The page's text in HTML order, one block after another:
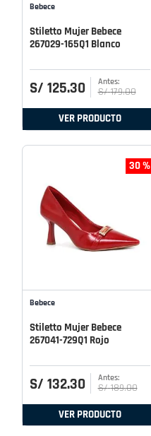
Bebece
Stiletto Mujer Bebece
267029-165Q1 Blanco
S/ 125.30 S/ 179.00
VER PRODUCTO
30 %
Bebece
Stiletto Mujer Bebece
267041-729Q1 Rojo
S/ 132.30 S/ 189.00
VER PRODUCTO